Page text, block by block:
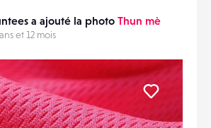
ÉVÉNEMENTS
FAVORIS
a ajouté la photo Thun mè
et 12 mois